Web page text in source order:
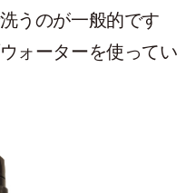
うのが一般的です
ォーターを使ってい